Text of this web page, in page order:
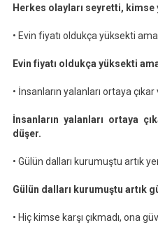
Herkes olayları seyretti, kimse
• Evin fiyatı oldukça yüksekti
Evin fiyatı oldukça yüksekti
• İnsanların yalanları ortaya
İnsanların yalanları ortaya
düşer.
• Gülün dalları kurumuştu artık
Gülün dalları kurumuştu artık
• Hiç kimse karşı çıkmadı, ona